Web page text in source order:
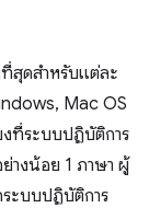
สุดสำหรับแต่ละ
Mac OS
งที่ระบบปฏิบัติการ
างน้อย 1 ภาษา ผู้
ระบบปฏิบัติการ